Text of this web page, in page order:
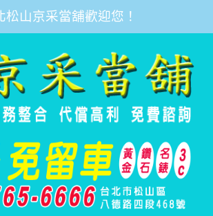
松山京采當舖歡迎您！